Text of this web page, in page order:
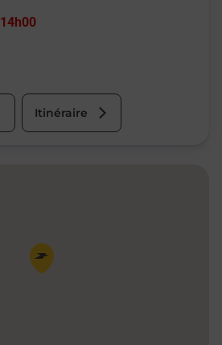
14h00
Itinéraire
Pin de la carte